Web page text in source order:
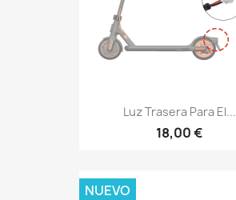
Luz Trasera Para El...
18,00 €
NUEVO